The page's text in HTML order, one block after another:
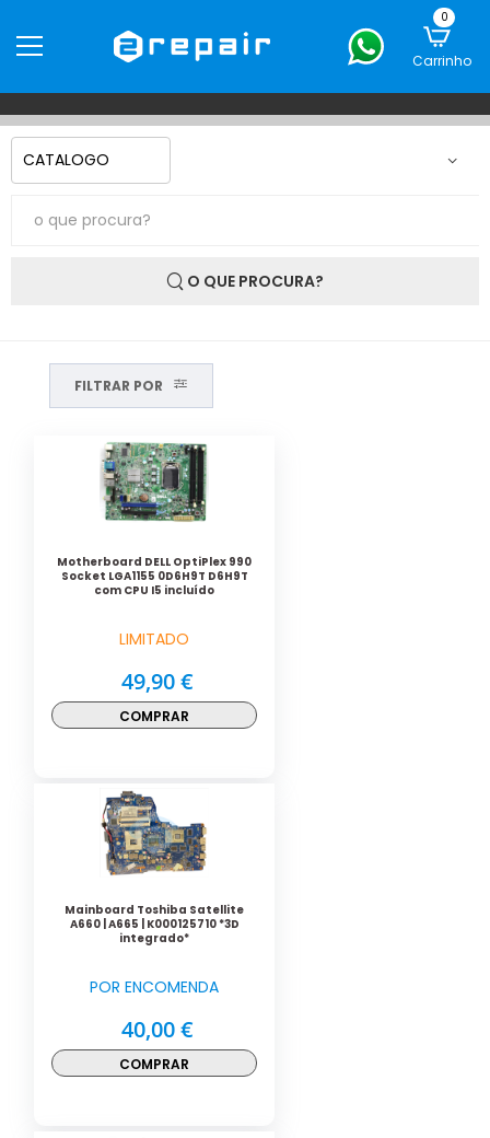
Carrinho
0
O QUE PROCURA?
FILTRAR POR
Motherboard DELL OptiPlex 990
Socket LGA1155 0D6H9T D6H9T
com CPU I5 incluído
LIMITADO
49,90 €
COMPRAR
Mainboard Toshiba Satellite
A660 | A665 | K000125710 *3D
integrado*
POR ENCOMENDA
40,00 €
COMPRAR